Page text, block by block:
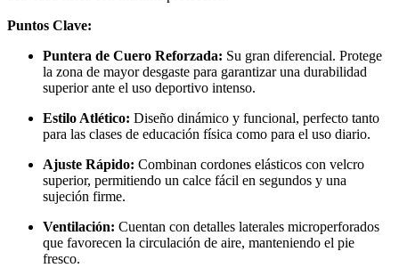
Puntos Clave:
Puntera de Cuero Reforzada: Su gran diferencial. Protege
la zona de mayor desgaste para garantizar una durabilidad
superior ante el uso deportivo intenso.
Estilo Atlético: Diseño dinámico y funcional, perfecto tanto
para las clases de educación física como para el uso diario.
Ajuste Rápido: Combinan cordones elásticos con velcro
superior, permitiendo un calce fácil en segundos y una
sujeción firme.
Ventilación: Cuentan con detalles laterales microperforados
que favorecen la circulación de aire, manteniendo el pie
fresco.